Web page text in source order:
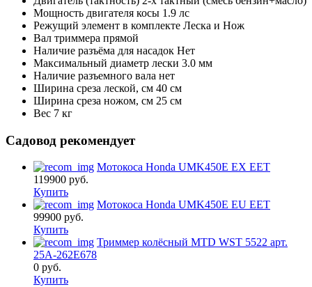
Мощность двигателя косы 1.9 лс
Режущий элемент в комплекте Леска и Нож
Вал триммера прямой
Наличие разъёма для насадок Нет
Максимальный диаметр лески 3.0 мм
Наличие разъемного вала нет
Ширина среза леской, см 40 см
Ширина среза ножом, см 25 см
Вес 7 кг
Садовод рекомендует
Мотокоса Honda UMK450E EX EET
119900 руб.
Купить
Мотокоса Honda UMK450E EU EET
99900 руб.
Купить
Триммер колёсный MTD WST 5522 арт.
25A-262E678
0 руб.
Купить